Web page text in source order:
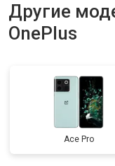
Другие
OnePlus
Ace Pro